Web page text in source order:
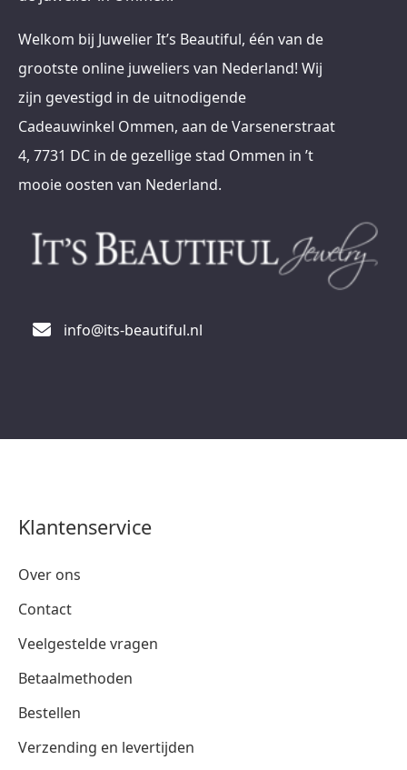
Welkom bij Juwelier It’s Beautiful, één van de
grootste online juweliers van Nederland! Wij
zijn gevestigd in de uitnodigende
Cadeauwinkel Ommen, aan de Varsenerstraat
4, 7731 DC in de gezellige stad Ommen in ’t
mooie oosten van Nederland.
info@its-beautiful.nl
Klantenservice
Over ons
Contact
Veelgestelde vragen
Betaalmethoden
Bestellen
Verzending en levertijden